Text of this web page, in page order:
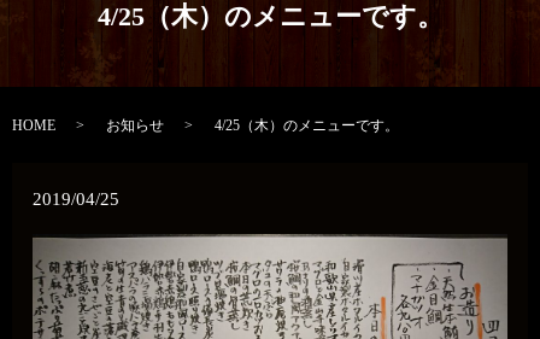
4/25（木）のメニューです。
HOME お知らせ 4/25（木）のメニューです。
2019/04/25